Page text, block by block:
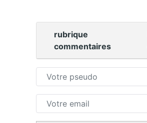
rubrique
commentaires